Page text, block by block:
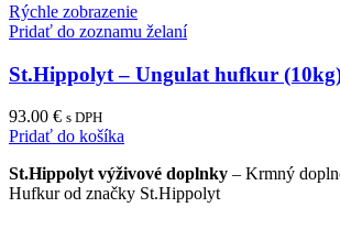
Rýchle zobrazenie
Pridať do zoznamu želaní
St.Hippolyt – Ungulat hufkur
93.00 € s DPH
Pridať do košíka
St.Hippolyt výživové doplnky – Krmný
Hufkur od značky St.Hippolyt